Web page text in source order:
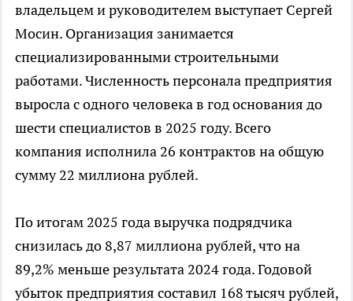
владельцем и руководителем выступает Сергей
Мосин. Организация занимается
специализированными строительными
работами. Численность персонала предприятия
выросла с одного человека в год основания до
шести специалистов в 2025 году. Всего
компания исполнила 26 контрактов на общую
сумму 22 миллиона рублей.
По итогам 2025 года выручка подрядчика
снизилась до 8,87 миллиона рублей, что на
89,2% меньше результата 2024 года. Годовой
убыток предприятия составил 168 тысяч рублей,